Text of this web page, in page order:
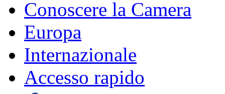
Conoscere la Camera
Europa
Internazionale
Accesso rapido